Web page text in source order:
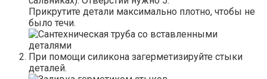
Прикрутите детали максимально плотно, чтобы не
было течи.
При помощи силикона загерметизируйте стыки
деталей.